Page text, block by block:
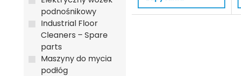
podnośnikowy
Industrial Floor
Cleaners – Spare
parts
Maszyny do mycia
podłóg
Ładowarka